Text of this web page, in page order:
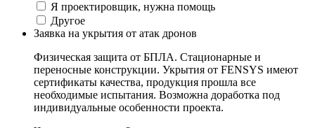
Я проектировщик, нужна помощь
Другое
Заявка на укрытия от атак дронов
Физическая защита от БПЛА. Стационарные и
переносные конструкции. Укрытия от FENSYS имеют
сертификаты качества, продукция прошла все
необходимые испытания. Возможна доработка под
индивидуальные особенности проекта.